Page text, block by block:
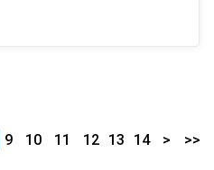
9 10 11 12 13 14 > >>